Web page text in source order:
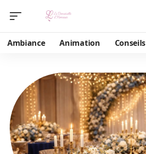
Ambiance Animation Conseils